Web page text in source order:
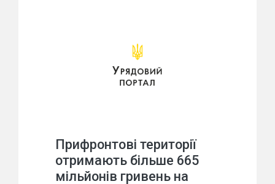
Прифронтові території
отримають більше 665
мільйонів гривень на